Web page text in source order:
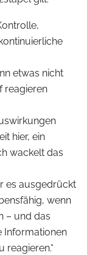
etwas nicht
reagieren
hier, ein
wackelt das
es ausgedrückt
wenn
– und das
Informationen
reagieren.“